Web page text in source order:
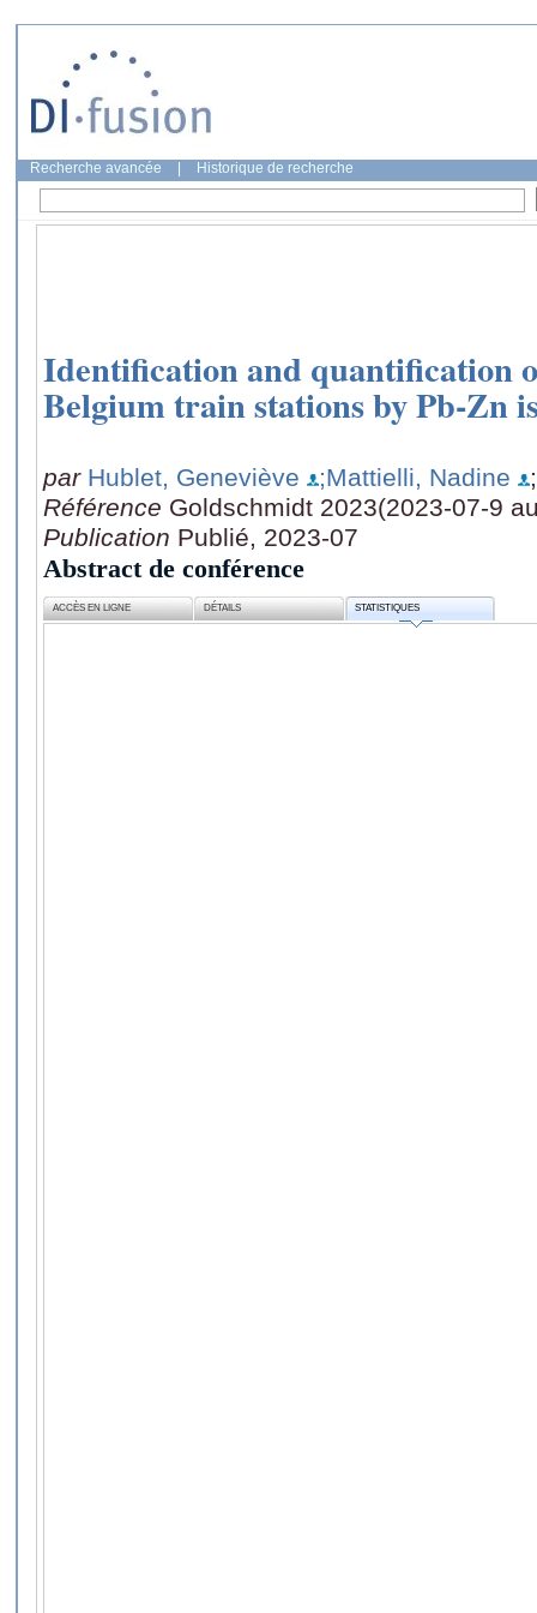
Recherche avancée Historique de recherche
Identification and quantification
Belgium train stations by Pb-Zn
par Hublet, Geneviève ;Mattielli, Nadine
Référence Goldschmidt 2023(2023-07-9
Publication Publié, 2023-07
Abstract de conférence
ACCÈS EN LIGNE DÉTAILS STATISTIQUES